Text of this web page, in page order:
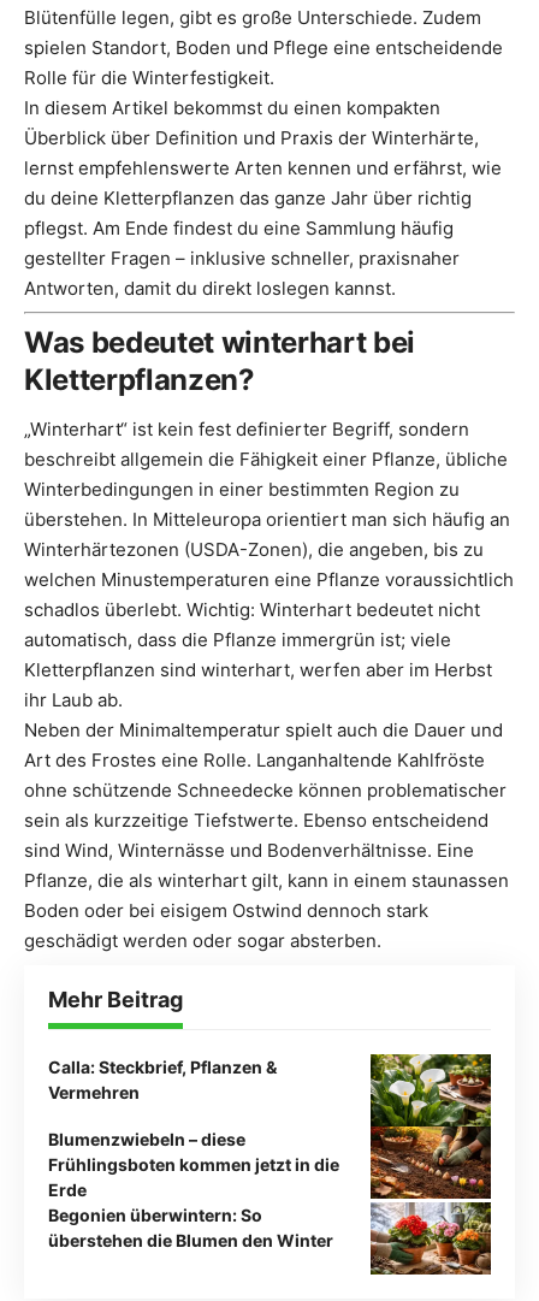
Blütenfülle legen, gibt es große Unterschiede. Zudem
spielen Standort, Boden und Pflege eine entscheidende
Rolle für die Winterfestigkeit.
In diesem Artikel bekommst du einen kompakten
Überblick über Definition und Praxis der Winterhärte,
lernst empfehlenswerte Arten kennen und erfährst, wie
du deine Kletterpflanzen das ganze Jahr über richtig
pflegst. Am Ende findest du eine Sammlung häufig
gestellter Fragen – inklusive schneller, praxisnaher
Antworten, damit du direkt loslegen kannst.
Was bedeutet winterhart bei
Kletterpflanzen?
„Winterhart“ ist kein fest definierter Begriff, sondern
beschreibt allgemein die Fähigkeit einer Pflanze, übliche
Winterbedingungen in einer bestimmten Region zu
überstehen. In Mitteleuropa orientiert man sich häufig an
Winterhärtezonen (USDA-Zonen), die angeben, bis zu
welchen Minustemperaturen eine Pflanze voraussichtlich
schadlos überlebt. Wichtig: Winterhart bedeutet nicht
automatisch, dass die Pflanze immergrün ist; viele
Kletterpflanzen sind winterhart, werfen aber im Herbst
ihr Laub ab.
Neben der Minimaltemperatur spielt auch die Dauer und
Art des Frostes eine Rolle. Langanhaltende Kahlfröste
ohne schützende Schneedecke können problematischer
sein als kurzzeitige Tiefstwerte. Ebenso entscheidend
sind Wind, Winternässe und Bodenverhältnisse. Eine
Pflanze, die als winterhart gilt, kann in einem staunassen
Boden oder bei eisigem Ostwind dennoch stark
geschädigt werden oder sogar absterben.
Mehr Beitrag
Calla: Steckbrief, Pflanzen &
Vermehren
Blumenzwiebeln – diese
Frühlingsboten kommen jetzt in die
Erde
Begonien überwintern: So
überstehen die Blumen den Winter